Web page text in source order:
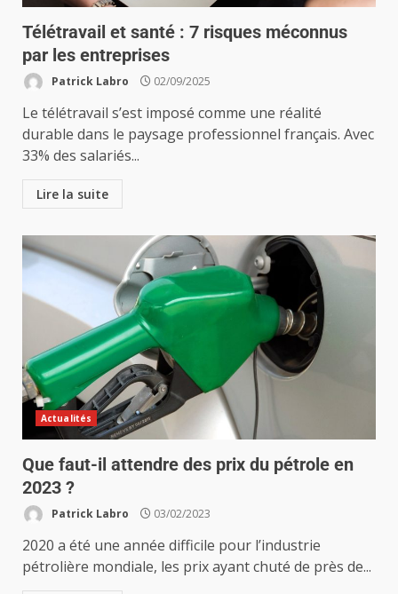
Télétravail et santé : 7 risques méconnus
par les entreprises
Patrick Labro 02/09/2025
Le télétravail s’est imposé comme une réalité
durable dans le paysage professionnel français. Avec
33% des salariés...
Lire la suite
Actualités
Que faut-il attendre des prix du pétrole en
2023 ?
Patrick Labro 03/02/2023
2020 a été une année difficile pour l’industrie
pétrolière mondiale, les prix ayant chuté de près de...